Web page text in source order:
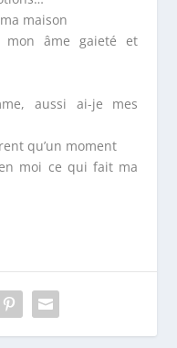
maison
âme gaieté et
aussi ai-je mes
qu’un moment
moi ce qui fait ma